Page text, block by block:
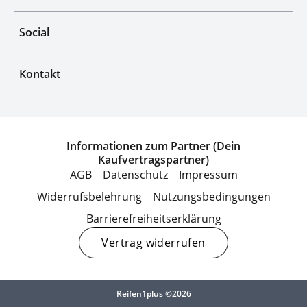
Social
Kontakt
Informationen zum Partner (Dein
Kaufvertragspartner)
AGB
Datenschutz
Impressum
Widerrufsbelehrung
Nutzungsbedingungen
Barrierefreiheitserklärung
Vertrag widerrufen
Reifen1plus ©2026